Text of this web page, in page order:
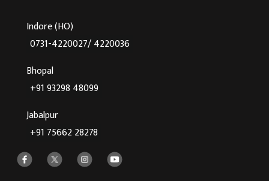
Indore (HO)
0731-4220027/ 4220036
Bhopal
+91 93298 48099
Jabalpur
+91 75662 28278